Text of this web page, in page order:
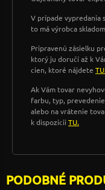
V prípade vypredania
to má výrobca
Pripravenú zásielku
ktorý ju doručí až k
cien, ktoré nájdete
Ak Vám tovar
farbu, typ,
alebo na vrátenie
k dispozícii TU.
PODOBNÉ